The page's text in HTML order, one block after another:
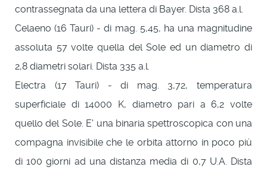
contrassegnata da una lettera di Bayer. Dista 368 a.l.
Celaeno (16 Tauri) - di mag. 5,45, ha una magnitudine
assoluta 57 volte quella del Sole ed un diametro di
2,8 diametri solari. Dista 335 a.l.
Electra (17 Tauri) - di mag. 3,72, temperatura
superficiale di 14000 K, diametro pari a 6,2 volte
quello del Sole. E' una binaria spettroscopica con una
compagna invisibile che le orbita attorno in poco più
di 100 giorni ad una distanza media di 0,7 U.A. Dista